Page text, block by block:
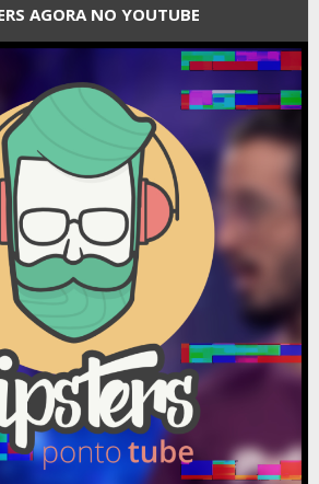
AGORA NO YOUTUBE